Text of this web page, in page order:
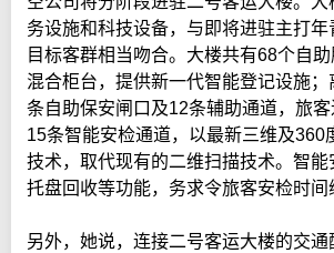
务设施和科技设备，与即将进驻主打
目标客群相当吻合。大楼共有68个自
混合柜台，提供新一代智能登记设施
条自助保安闸口及12条辅助通道，旅
15条智能安检通道，以最新三维及360
技术，取代现有的二维扫描技术。智
托盘回收等功能，务求令旅客安检时间
另外，她说，连接二号客运大楼的交通